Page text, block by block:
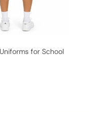
for School